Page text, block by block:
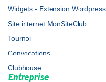
Widgets - Extension Wordpress
Site internet MonSiteClub
Tournoi
Convocations
Clubhouse
Entreprise